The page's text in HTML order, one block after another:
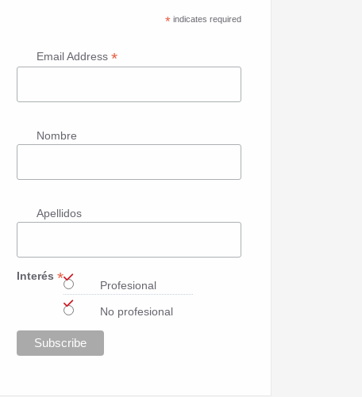
* indicates required
Email Address*
Nombre
Apellidos
Interés* Profesional
No profesional